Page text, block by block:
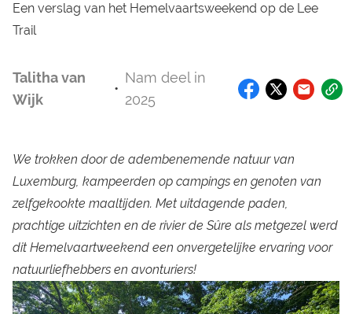
Een verslag van het Hemelvaartsweekend op de Lee
Trail
Talitha van
Wijk
•
Nam deel in
2025
We trokken door de adembenemende natuur van
Luxemburg, kampeerden op campings en genoten van
zelfgekookte maaltijden. Met uitdagende paden,
prachtige uitzichten en de rivier de Sûre als metgezel werd
dit Hemelvaartweekend een onvergetelijke ervaring voor
natuurliefhebbers en avonturiers!